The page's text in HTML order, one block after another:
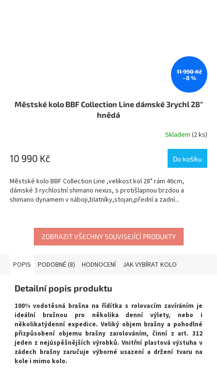
11 990 Kč
–8 %
Městské kolo BBF Collection Line dámské 3rychl 28"
hnědá
Skladem (2 ks)
10 990 Kč Do košíku
Městské kolo BBF Collection Line ,velikost kol 28" rám 46cm,
dámské 3 rychlostní shimano nexus, s protišlapnou brzdou a
shimano dynamem v náboji,blatníky,stojan,přední a zadní...
ZOBRAZIT VŠECHNY SOUVISEJÍCÍ PRODUKTY
POPIS PODOBNÉ (8) HODNOCENÍ JAK VYBÍRAT KOLO
Detailní popis produktu
100% vodotěsná brašna na řídítka s rolovacím zavíráním je
ideální brašnou pro několika denní výlety, nebo i
několikatýdenní expedice. Veliký objem brašny a pohodlné
přizpůsobení objemu brašny zarolováním, činní z art. 312
jeden z nejúspěšnějších výrobků. Vnitřní plastová výstuha v
zádech brašny zaručuje výborné usazení a držení tvaru na
kole i mimo kolo.